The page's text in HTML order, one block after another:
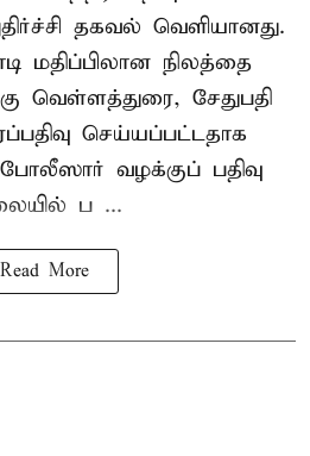
தகவல் வெளியானது.
மதிப்பிலான நிலத்தை
வெள்ளத்துரை, சேதுபதி
செய்யப்பட்டதாக
வழக்குப் பதிவு
ப ...
Read More